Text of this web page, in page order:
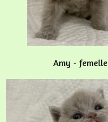
Amy - femelle